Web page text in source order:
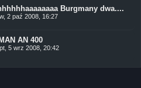
Burgmany dwa....
2 paź 2008, 16:27
AN 400
pt, 5 wrz 2008, 20:42